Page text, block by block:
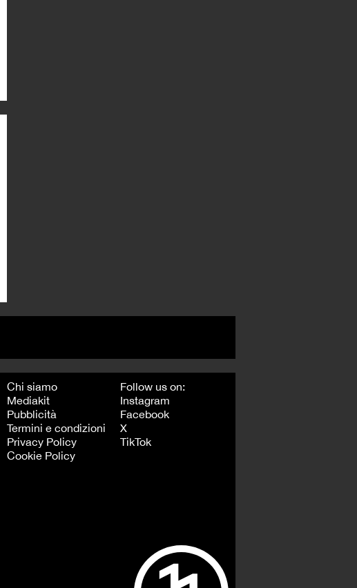
Chi siamo
Mediakit
Pubblicità
Termini e condizioni
Privacy Policy
Cookie Policy
Follow us on:
Instagram
Facebook
X
TikTok